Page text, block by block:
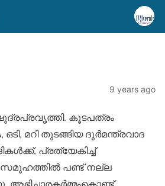
9 years ago
കൂടപത്രം
മറി തുടങ്ങിയ ദുര്‍മന്ത്രവാദ
പ്രത്യേകിച്ച്
സമൂഹത്തില്‍ പണ്ട് നല്ല
ആഭിചാരകര്‍മ്മംകൊണ്ട്